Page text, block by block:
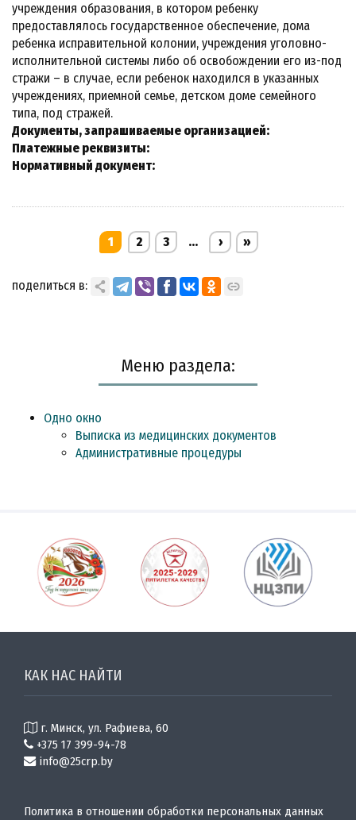
учреждения образования, в котором ребенку
предоставлялось государственное обеспечение, дома
ребенка исправительной колонии, учреждения уголовно-
исполнительной системы либо об освобождении его из-под
стражи – в случае, если ребенок находился в указанных
учреждениях, приемной семье, детском доме семейного
типа, под стражей.
Документы, запрашиваемые организацией:
Платежные реквизиты:
Нормативный документ:
1 2 3 ... › »
поделиться в:
Меню раздела:
Одно окно
Выписка из медицинских документов
Административные процедуры
КАК НАС НАЙТИ
г. Минск, ул. Рафиева, 60
+375 17 399-94-78
info@25crp.by
Политика в отношении обработки персональных данных